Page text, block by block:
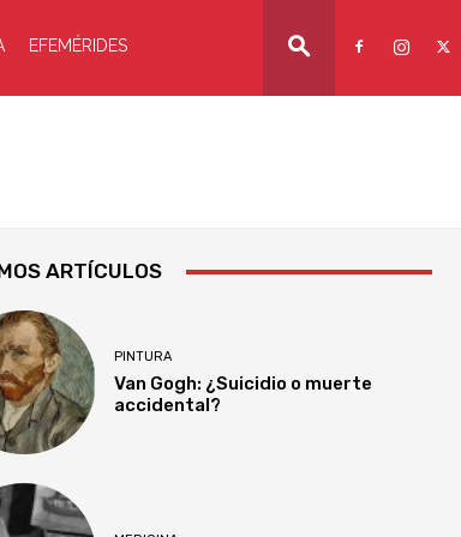
EFEMÉRIDES
ARTÍCULOS
PINTURA
Van Gogh: ¿Suicidio o muerte
accidental?